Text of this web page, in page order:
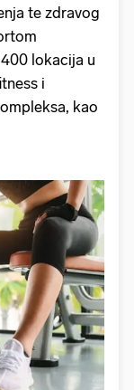
te zdravog
lokacija u
i
kao